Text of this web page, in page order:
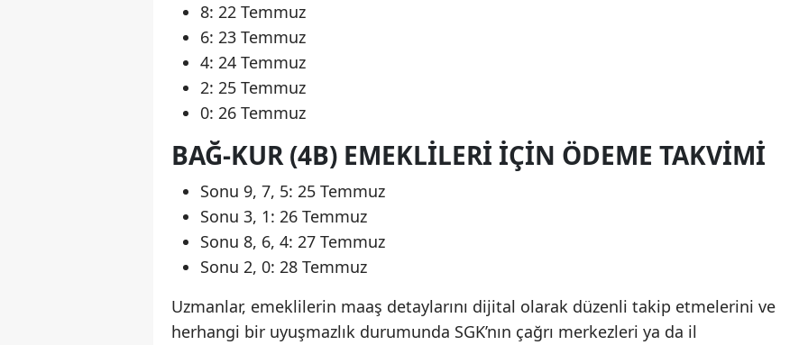
8: 22 Temmuz
6: 23 Temmuz
4: 24 Temmuz
2: 25 Temmuz
0: 26 Temmuz
BAĞ-KUR (4B) EMEKLILERI IÇIN ÖDEME TAKVIMI
Sonu 9, 7, 5: 25 Temmuz
Sonu 3, 1: 26 Temmuz
Sonu 8, 6, 4: 27 Temmuz
Sonu 2, 0: 28 Temmuz
Uzmanlar, emeklilerin maaş detaylarını dijital olarak düzenli takip etmelerini ve
herhangi bir uyuşmazlık durumunda SGK’nın çağrı merkezleri ya da il